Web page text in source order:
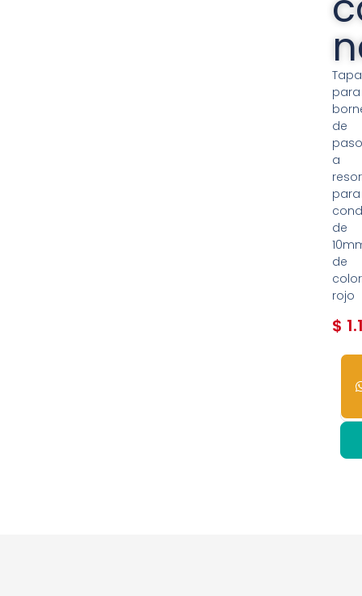
Tapa
para
de
a
para
de
de
color
rojo
$
20